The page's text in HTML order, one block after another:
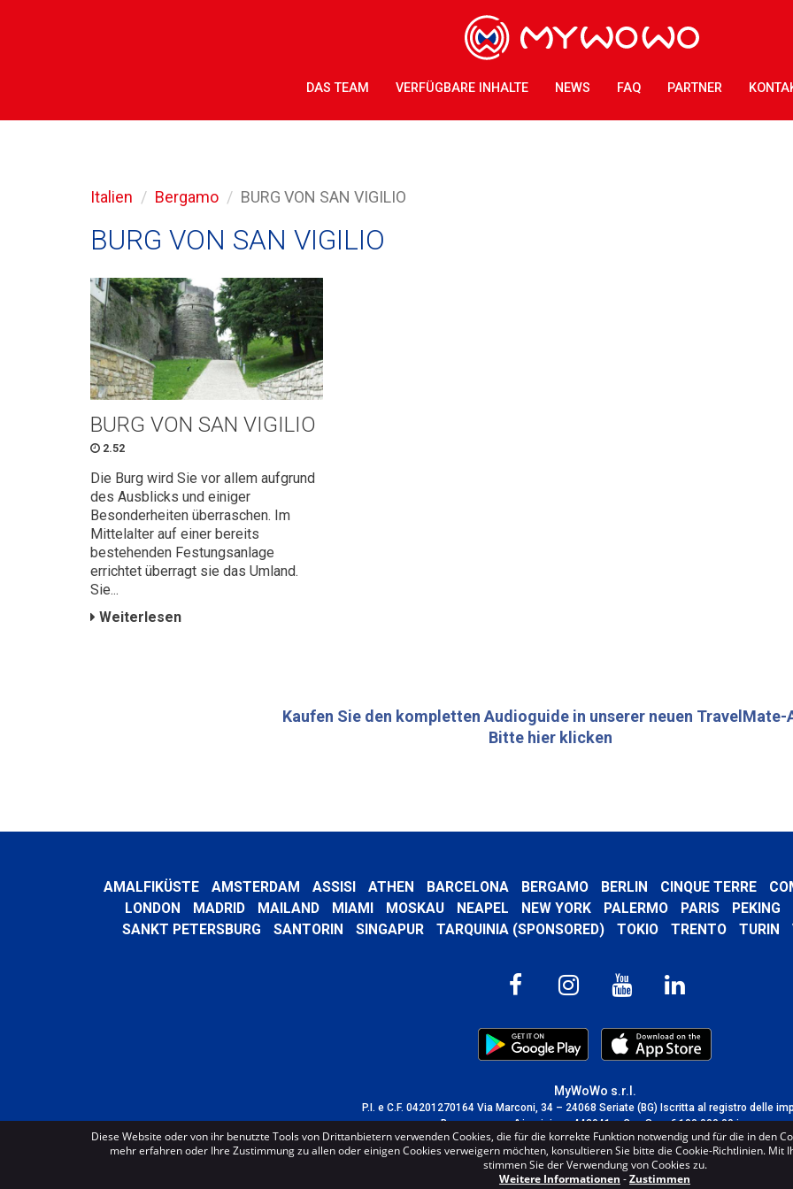
DAS TEAM VERFÜGBARE INHALTE NEWS FAQ PARTNER
Italien Bergamo BURG VON SAN VIGILIO
BURG VON SAN VIGILIO
BURG VON SAN VIGILIO
2.52
Die Burg wird Sie vor allem aufgrund
des Ausblicks und einiger
Besonderheiten überraschen. Im
Mittelalter auf einer bereits
bestehenden Festungsanlage
errichtet überragt sie das Umland.
Sie...
Weiterlesen
Kaufen Sie den kompletten Audioguide in unserer neuen TravelMate-
Bitte hier klicken
AMALFIKÜSTE AMSTERDAM ASSISI ATHEN BARCELONA BERGAMO BERLIN CINQUE TERRE
LONDON
MADRID MAILAND MIAMI MOSKAU NEAPEL NEW YORK PALERMO PARIS
PEKING
SANKT PETERSBURG
SANTORIN SINGAPUR TARQUINIA (SPONSORED) TOKIO TRENTO TURIN
MyWoWo s.r.l.
P.I. e C.F. 04201270164 Via Marconi, 34 – 24068 Seriate (BG) Iscritta al registro delle
Bergamo con n° iscrizione 443941 – Cap.Soc. € 100.000,00 i.v.
TERMS AND CONDITIONS -CREDITS
Diese Website oder von ihr benutzte Tools von Drittanbietern verwenden Cookies, die für die korrekte Funktion notwendig und für die in den
mehr erfahren oder Ihre Zustimmung zu allen oder einigen Cookies verweigern möchten, konsultieren Sie bitte die Cookie-Richtlinien. Mit
stimmen Sie der Verwendung von Cookies zu.
Weitere Informationen -Zustimmen